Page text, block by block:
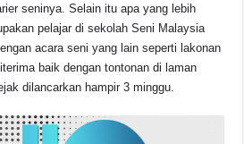
seninya. Selain itu apa yang lebih
pelajar di sekolah Seni Malaysia
acara seni yang lain seperti lakonan
baik dengan tontonan di laman
dilancarkan hampir 3 minggu.